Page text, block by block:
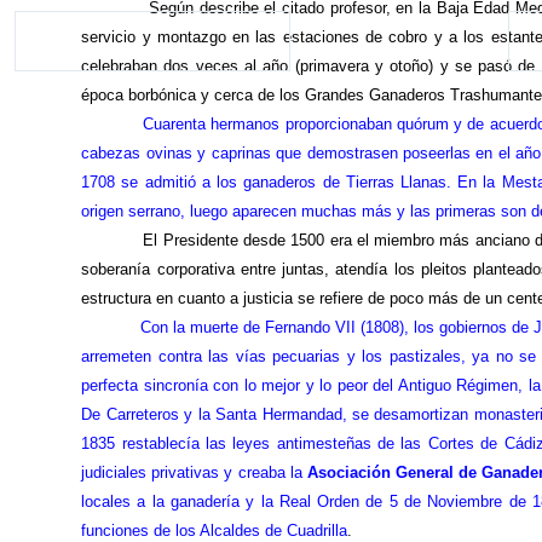
Según describe el citado profesor, en la Baja Edad
servicio y montazgo en las estaciones de cobro y a los
celebraban dos veces al año (primavera y otoño) y se pasó
época borbónica y cerca de los Grandes Ganaderos
Cuarenta hermanos proporcionaban quórum y de
cabezas ovinas y caprinas que demostrasen poseerlas en el
1708 se admitió a los ganaderos de Tierras Llanas. En la
origen serrano, luego aparecen muchas más y las primeras son
El Presidente desde 1500 era el miembro más
soberanía corporativa entre juntas, atendía los pleitos
estructura en cuanto a justicia se refiere de poco más de un
Con la muerte de Fernando VII (1808), los gobiernos de
arremeten contra las vías pecuarias y los pastizales, ya no
perfecta sincronía con lo mejor y lo peor del Antiguo Régimen,
De Carreteros y la Santa Hermandad, se desamortizan
1835 restablecía las leyes antimesteñas de las Cortes de
judiciales privativas y creaba la Asociación General de
locales a la ganadería y la Real Orden de 5 de Noviembre de
funciones de los Alcaldes de Cuadrilla.